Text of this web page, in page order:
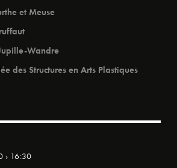
et Meuse
Wandre
des Structures en Arts Plastiques
› 16:30